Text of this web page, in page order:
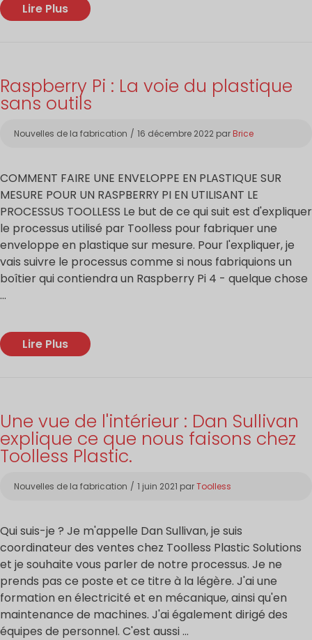
Lire Plus
Raspberry Pi : La voie du plastique
sans outils
Catégories
Nouvelles de la fabrication 16 décembre 2022 par Brice
COMMENT FAIRE UNE ENVELOPPE EN PLASTIQUE SUR
MESURE POUR UN RASPBERRY PI EN UTILISANT LE
PROCESSUS TOOLLESS Le but de ce qui suit est d'expliquer
le processus utilisé par Toolless pour fabriquer une
enveloppe en plastique sur mesure. Pour l'expliquer, je
vais suivre le processus comme si nous fabriquions un
boîtier qui contiendra un Raspberry Pi 4 - quelque chose
...
Lire Plus
Une vue de l'intérieur : Dan Sullivan
explique ce que nous faisons chez
Toolless Plastic.
Catégories
Nouvelles de la fabrication 1 juin 2021 parToolless
Qui suis-je ? Je m'appelle Dan Sullivan, je suis
coordinateur des ventes chez Toolless Plastic Solutions
et je souhaite vous parler de notre processus. Je ne
prends pas ce poste et ce titre à la légère. J'ai une
formation en électricité et en mécanique, ainsi qu'en
maintenance de machines. J'ai également dirigé des
équipes de personnel. C'est aussi ...